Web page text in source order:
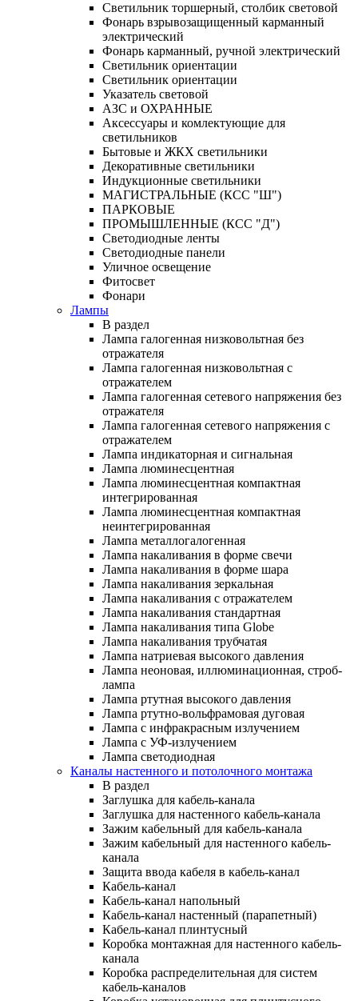
Светильник торшерный, столбик световой
Фонарь взрывозащищенный карманный
электрический
Фонарь карманный, ручной электрический
Светильник ориентации
Светильник ориентации
Указатель световой
АЗС и ОХРАННЫЕ
Аксессуары и комлектующие для
светильников
Бытовые и ЖКХ светильники
Декоративные светильники
Индукционные светильники
МАГИСТРАЛЬНЫЕ (КСС "Ш")
ПАРКОВЫЕ
ПРОМЫШЛЕННЫЕ (КСС "Д")
Светодиодные ленты
Светодиодные панели
Уличное освещение
Фитосвет
Фонари
Лампы
В раздел
Лампа галогенная низковольтная без
отражателя
Лампа галогенная низковольтная с
отражателем
Лампа галогенная сетевого напряжения без
отражателя
Лампа галогенная сетевого напряжения с
отражателем
Лампа индикаторная и сигнальная
Лампа люминесцентная
Лампа люминесцентная компактная
интегрированная
Лампа люминесцентная компактная
неинтегрированная
Лампа металлогалогенная
Лампа накаливания в форме свечи
Лампа накаливания в форме шара
Лампа накаливания зеркальная
Лампа накаливания с отражателем
Лампа накаливания стандартная
Лампа накаливания типа Globe
Лампа накаливания трубчатая
Лампа натриевая высокого давления
Лампа неоновая, иллюминационная, строб-
лампа
Лампа ртутная высокого давления
Лампа ртутно-вольфрамовая дуговая
Лампа с инфракрасным излучением
Лампа с УФ-излучением
Лампа светодиодная
Каналы настенного и потолочного монтажа
В раздел
Заглушка для кабель-канала
Заглушка для настенного кабель-канала
Зажим кабельный для кабель-канала
Зажим кабельный для настенного кабель-
канала
Защита ввода кабеля в кабель-канал
Кабель-канал
Кабель-канал напольный
Кабель-канал настенный (парапетный)
Кабель-канал плинтусный
Коробка монтажная для настенного кабель-
канала
Коробка распределительная для систем
кабель-каналов